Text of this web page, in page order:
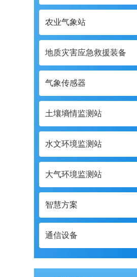
农业气象站
地质灾害应急救援装备
气象传感器
土壤墒情监测站
水文环境监测站
大气环境监测站
智慧方案
通信设备